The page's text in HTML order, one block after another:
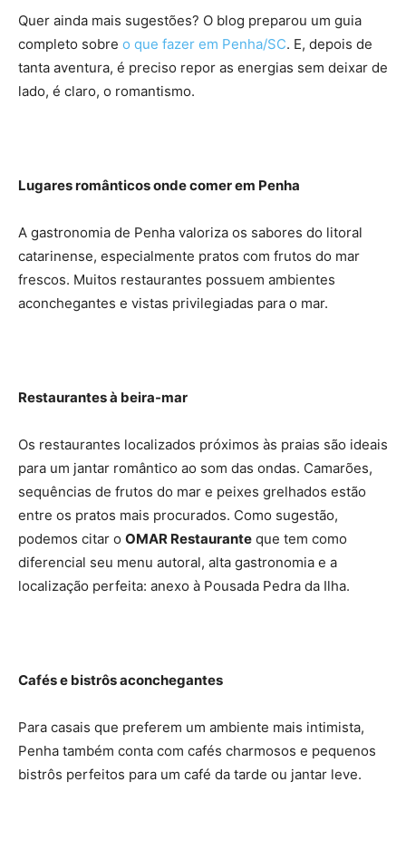
Quer ainda mais sugestões? O blog preparou um guia
completo sobre o que fazer em Penha/SC. E, depois de
tanta aventura, é preciso repor as energias sem deixar de
lado, é claro, o romantismo.
Lugares românticos onde comer em Penha
A gastronomia de Penha valoriza os sabores do litoral
catarinense, especialmente pratos com frutos do mar
frescos. Muitos restaurantes possuem ambientes
aconchegantes e vistas privilegiadas para o mar.
Restaurantes à beira-mar
Os restaurantes localizados próximos às praias são ideais
para um jantar romântico ao som das ondas. Camarões,
sequências de frutos do mar e peixes grelhados estão
entre os pratos mais procurados. Como sugestão,
podemos citar o OMAR Restaurante que tem como
diferencial seu menu autoral, alta gastronomia e a
localização perfeita: anexo à Pousada Pedra da Ilha.
Cafés e bistrôs aconchegantes
Para casais que preferem um ambiente mais intimista,
Penha também conta com cafés charmosos e pequenos
bistrôs perfeitos para um café da tarde ou jantar leve.